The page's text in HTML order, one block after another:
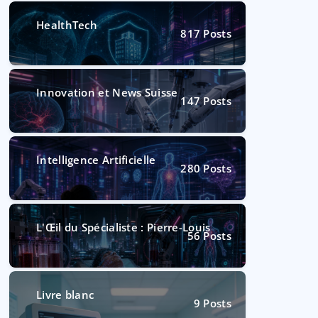
HealthTech
817Posts
Innovation et News Suisse
147Posts
Intelligence Artificielle
280Posts
L'Œil du Spécialiste : Pierre-Louis
56Posts
Livre blanc
9 Posts